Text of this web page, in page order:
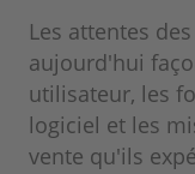
Les attentes
aujourd'hui
utilisateur, les
logiciel et les
vente qu'ils